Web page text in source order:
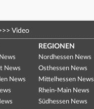
Video
News
News
REGIONEN
Nordhessen News
Osthessen News
Mittelhessen News
Rhein-Main News
Südhessen News